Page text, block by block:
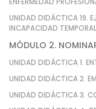
ENFERMEDAD
UNIDAD DIDÁCTICA 19.
INCAPACIDAD
MÓDULO 2.
UNIDAD DIDÁCTICA 1.
UNIDAD DIDÁCTICA 2.
UNIDAD DIDÁCTICA 3.